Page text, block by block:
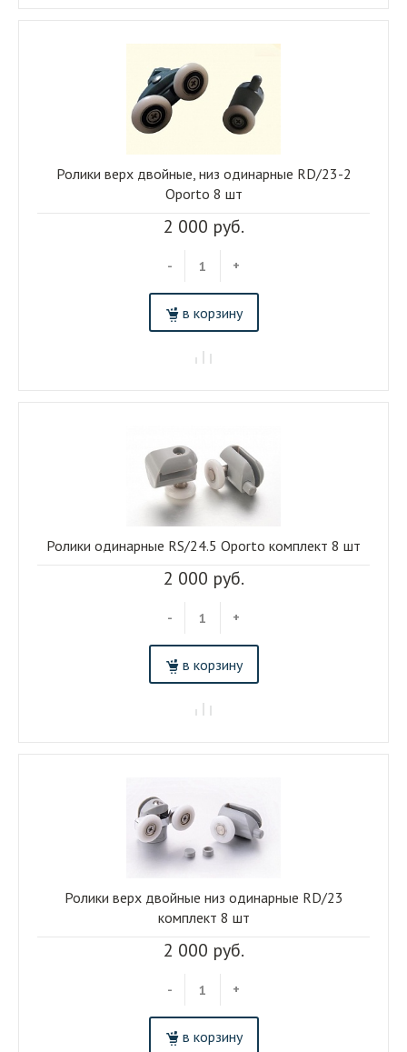
2 000 руб.
- +
в корзину
Ролики верх двойные, низ одинарные RD/23-2
Oporto 8 шт
2 000 руб.
- +
в корзину
Ролики одинарные RS/24.5 Oporto комплект 8 шт
2 000 руб.
- +
в корзину
Ролики верх двойные низ одинарные RD/23
комплект 8 шт